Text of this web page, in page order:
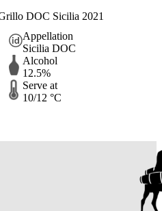
DOC Sicilia 2021
Appellation
Sicilia DOC
Alcohol
12.5%
Serve at
10/12 °C